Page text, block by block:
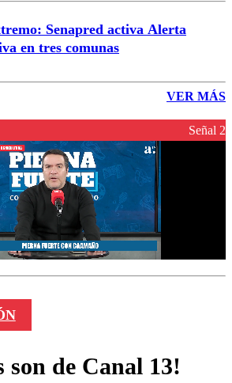
Senapred activa Alerta
en tres comunas
VER MÁS
Señal 2
son de Canal 13!